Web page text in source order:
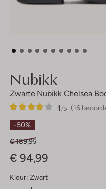
Nubikk
Zwarte Nubikk Chelsea
(16
4/5
16
4
Sterren
-50%
€ 189,95
€ 94,99
Kleur: Zwart